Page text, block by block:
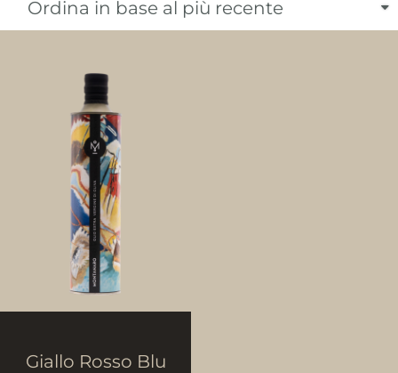
Giallo Rosso Blu